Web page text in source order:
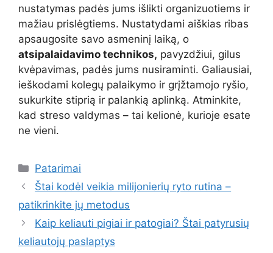
nustatymas padės jums išlikti organizuotiems ir
mažiau prislėgtiems. Nustatydami aiškias ribas
apsaugosite savo asmeninį laiką, o
atsipalaidavimo technikos, pavyzdžiui, gilus
kvėpavimas, padės jums nusiraminti. Galiausiai,
ieškodami kolegų palaikymo ir grįžtamojo ryšio,
sukurkite stiprią ir palankią aplinką. Atminkite,
kad streso valdymas – tai kelionė, kurioje esate
ne vieni.
Kategorijos
Patarimai
Štai kodėl veikia milijonierių ryto rutina –
patikrinkite jų metodus
Kaip keliauti pigiai ir patogiai? Štai patyrusių
keliautojų paslaptys